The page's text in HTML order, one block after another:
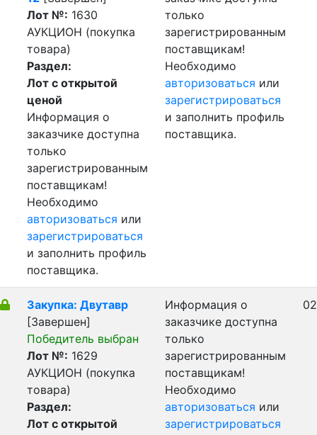
Лот №: 1630
АУКЦИОН (покупка
товара)
Раздел:
Лот с открытой
ценой
Информация о
заказчике доступна
только
зарегистрированным
поставщикам!
Необходимо
авторизоваться или
зарегистрироваться
и заполнить профиль
поставщика.
только
зарегистрированным
поставщикам!
Необходимо
авторизоваться или
зарегистрироваться
и заполнить профиль
поставщика.
Закупка: Двутавр
[Завершен]
Победитель выбран
Лот №: 1629
АУКЦИОН (покупка
товара)
Раздел:
Лот с открытой
Информация о
заказчике доступна
только
зарегистрированным
поставщикам!
Необходимо
авторизоваться или
зарегистрироваться